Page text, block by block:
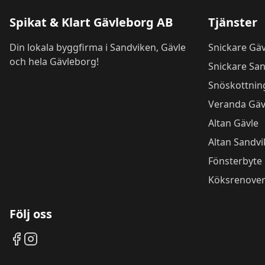
Spikat & Klart Gävleborg AB
Din lokala byggfirma i Sandviken, Gävle
och hela Gävleborg!
Tjänster
Snickare
Snickare
Veranda
Altan Gävle
Altan
Fönsterbyte
Följ oss